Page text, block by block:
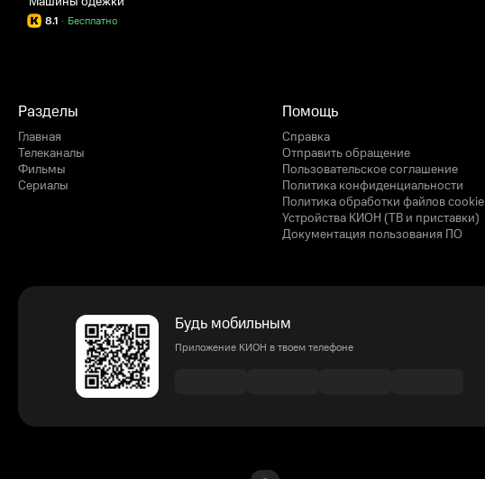
8.1 Бесплатно
·
Разделы
Главная
Телеканалы
Фильмы
Сериалы
Помощь
Справка
Отправить обращение
Пользовательское соглашение
Политика конфиденциальности
Политика обработки файлов cookie
Устройства КИОН (ТВ и приставки)
Документация пользования ПО
Будь мобильным
Приложение КИОН в твоем телефоне